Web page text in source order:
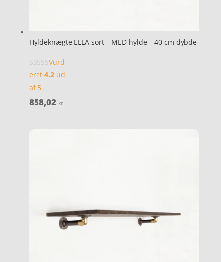
Hyldeknægte ELLA sort – MED hylde – 40 cm dybde
Vurd
eret 4.2ud
af 5
858,02 kr.